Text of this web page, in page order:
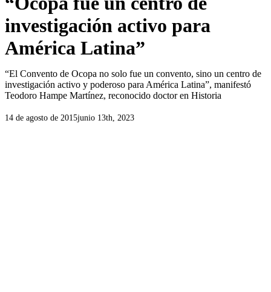
investigación activo para
América Latina”
“El Convento de Ocopa no solo fue un convento, sino un centro de
investigación activo y poderoso para América Latina”, manifestó
Teodoro Hampe Martínez, reconocido doctor en Historia
14 de agosto de 2015junio 13th, 2023